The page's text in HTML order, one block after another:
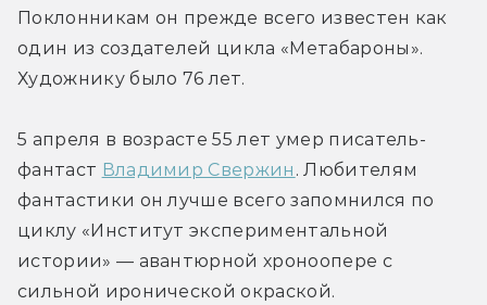
Поклонникам он прежде всего известен как
один из создателей цикла «Метабароны».
Художнику было 76 лет.
5 апреля в возрасте 55 лет умер писатель-
фантаст Владимир Свержин . Любителям
фантастики он лучше всего запомнился по
циклу «Институт экспериментальной
истории» — авантюрной хроноопере с
сильной иронической окраской.